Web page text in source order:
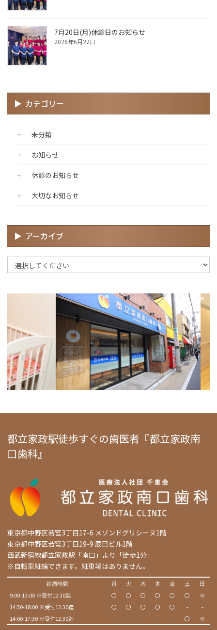
7月20日(月)休診日のお知らせ
2026年6月22日
カテゴリー
未分類
お知らせ
休診のお知らせ
大切なお知らせ
アーカイブ
都立家政駅徒歩すぐの歯医者『都立家政南
口歯科』
東京都中野区若宮3丁目17-6 メゾンドグリシーヌ1階
東京都中野区若宮3丁目19-9 辰巳ビル1階
西武新宿線都立家政駅「南口」より「徒歩1分」
※自転車駐輪できます。駐車場はありません。
診療時間 月 火 水 木 金 土
日
9:00-13:00 ※受付12:30迄
〇 〇 〇 〇 〇 〇
※
14:30-18:00 ※受付12:30迄
〇 〇 〇 〇 〇 -
-
14:00-17:30 ※受付12:30迄
- - - - - 〇 ※